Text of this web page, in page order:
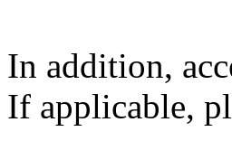
In addition,
If applicable,